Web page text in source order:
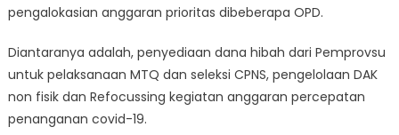
pengalokasian anggaran prioritas dibeberapa OPD.
Diantaranya adalah, penyediaan dana hibah dari Pemprovsu
untuk pelaksanaan MTQ dan seleksi CPNS, pengelolaan DAK
non fisik dan Refocussing kegiatan anggaran percepatan
penanganan covid-19.